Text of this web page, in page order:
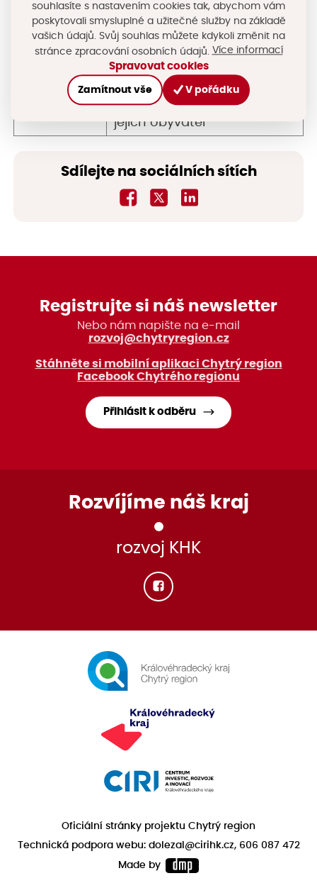
- z toho
krajská
dotace
780 tis. Kč (dotační fond
Královéhradeckého kraje)
Cíl projektu
Modernizace budovy OÚ a
vytvoření véceúčelového
objektu pro potřeby obce a
jejich obyvatel
Sdílejte na sociálních sítích
Registrujte si náš newsletter
Nebo nám napište na e-mail
rozvoj@chytryregion.cz
Stáhněte si mobilní aplikaci Chytrý region
Facebook Chytrého regionu
Přihlásit k odběru
Rozvíjíme náš kraj
rozvoj KHK
Oficiální stránky projektu Chytrý region
Technická podpora webu: dolezal@cirihk.cz, 606 087 472
Made by
souhlasíte s nastavením cookies tak, abychom vám
poskytovali smysluplné a užitečné služby na základě
vašich údajů. Svůj souhlas můžete kdykoli změnit na
stránce zpracování osobních údajů. Více informací
Spravovat cookies
Zamítnout vše V pořádku